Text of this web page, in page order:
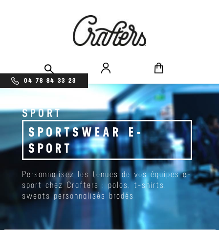
04 78 84 33 23
SPORT
SPORTSWEAR E-
SPORT
Personnalisez les tenues de vos équipes e-
sport chez Crafters : polos, t-shirts,
sweats personnalisés brodés